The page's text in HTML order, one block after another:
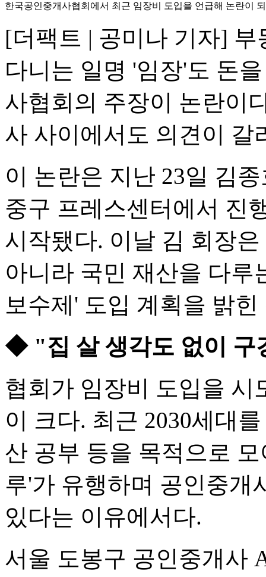
한국공인중개사협회에서 최근 임장비 도입을 언급해 논란이
[더팩트 | 공미나 기자]
다니는 일명 '임장'도 돈
사협회의 주장이 논란이
사 사이에서도 의견이 갈
이 논란은 지난 23일 김
중구 프레스센터에서 진
시작됐다. 이날 김 회장
아니라 국민 재산을 다
보수제' 도입 계획을 밝힌
◆ "집 살 생각도 없이
협회가 임장비 도입을 시
이 크다. 최근 2030세대
산 공부 등을 목적으로
루'가 유행하며 공인중개
있다는 이유에서다.
서울 도봉구 공인중개사